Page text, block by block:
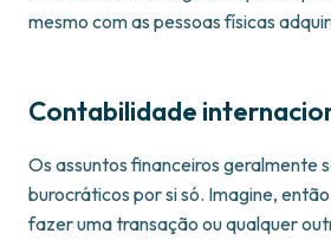
mesmo com as pessoas físicas
Contabilidade
Os assuntos financeiros geralmente
burocráticos por si só. Imagine,
fazer uma transação ou qualquer